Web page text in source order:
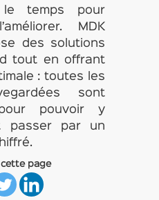
le temps pour
MDK
des solutions
tout en offrant
: toutes les
sont
pouvoir y
passer par un
cette page